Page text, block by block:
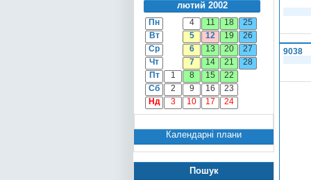
лютий 2002
Пн 4 11 18
25
Вт
5 12 19
26
Ср
6 13 20
27
Чт
7 14 21
28
Пт
1 8 15
22
Сб
2 9 16
23
Нд
3 10 17 24
Календарні плани
Пошук
9038